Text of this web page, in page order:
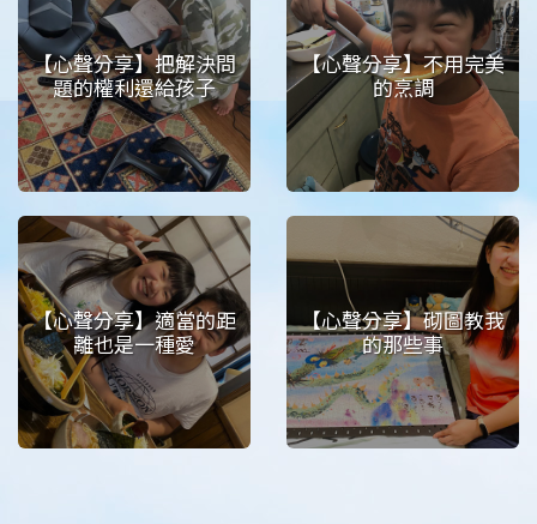
【心聲分享】把解決問
題的權利還給孩子
【心聲分享】不用完美
的烹調
【心聲分享】適當的距
離也是一種愛
【心聲分享】砌圖教我
的那些事